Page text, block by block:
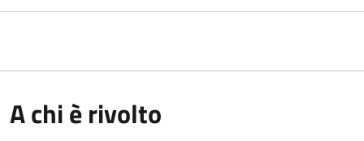
A chi è rivolto